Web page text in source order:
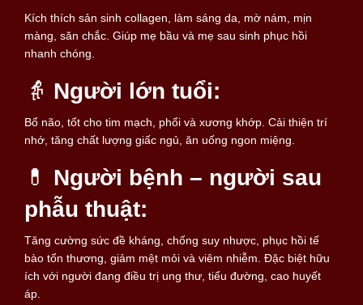
Kích thích sản sinh collagen, làm sáng da, mờ nám, mịn
màng, săn chắc. Giúp mẹ bầu và mẹ sau sinh phục hồi
nhanh chóng.
👵 Người lớn tuổi:
Bổ não, tốt cho tim mạch, phổi và xương khớp. Cải thiện trí
nhớ, tăng chất lượng giấc ngủ, ăn uống ngon miệng.
💊 Người bệnh – người sau
phẫu thuật:
Tăng cường sức đề kháng, chống suy nhược, phục hồi tế
bào tổn thương, giảm mệt mỏi và viêm nhiễm. Đặc biệt hữu
ích với người đang điều trị ung thư, tiểu đường, cao huyết
áp.